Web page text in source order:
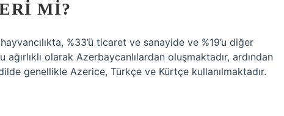
MI?
%33’ü ticaret ve sanayide ve %19’u diğer
olarak Azerbaycanlılardan oluşmaktadır, ardından
genellikle Azerice, Türkçe ve Kürtçe kullanılmaktadır.